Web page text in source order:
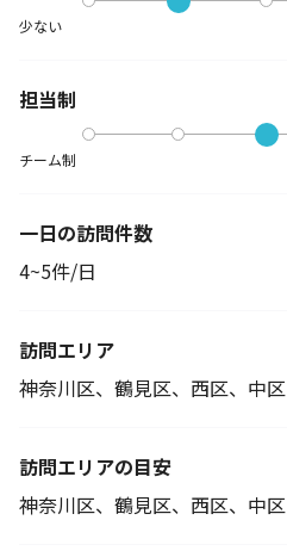
少ない
担当制
チーム制
一日の訪問件数
4~5件/日
訪問エリア
神奈川区、鶴見区、西区、中区
訪問エリアの目安
神奈川区、鶴見区、西区、中区